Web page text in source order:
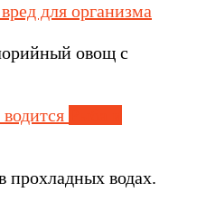
для организма
овощ с
водах.